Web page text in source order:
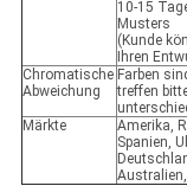
10-15
Musters
(Kunde
Ihren
Chromatische
Abweichung
Farben
treffen
Märkte
Amerika,
Spanien,